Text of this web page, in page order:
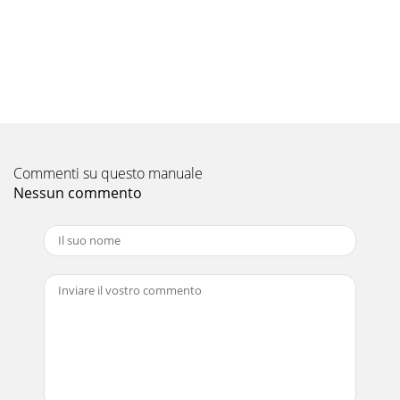
16Наружные блоки серий ZUBADAN и POWER tInverter
могут быть подключены к внешнему теплообменнику 
фреон−вода. Такая компоновка системы наг
Pagina 11 - MUZ-GE VAH
17воздушноеотоплениефреонR410Aтеплоноситель
Commenti su questo manuale
Nessun commento